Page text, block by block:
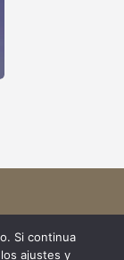
Si continua
ajustes y